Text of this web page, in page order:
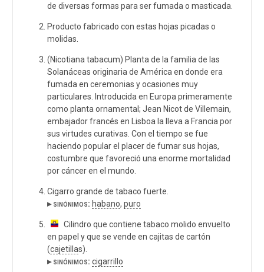
de diversas formas para ser fumada o masticada.
Producto fabricado con estas hojas picadas o
molidas.
(Nicotiana tabacum) Planta de la familia de las
Solanáceas originaria de América en donde era
fumada en ceremonias y ocasiones muy
particulares. Introducida en Europa primeramente
como planta ornamental; Jean Nicot de Villemain,
embajador francés en Lisboa la lleva a Francia por
sus virtudes curativas. Con el tiempo se fue
haciendo popular el placer de fumar sus hojas,
costumbre que favoreció una enorme mortalidad
por cáncer en el mundo.
Cigarro grande de tabaco fuerte.
▸ sinónimos: habano, puro
Cilindro que contiene tabaco molido envuelto
en papel y que se vende en cajitas de cartón
(cajetillas).
▸ sinónimos: cigarrillo